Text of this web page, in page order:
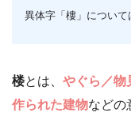
異体字「樓」について
楼とは、 やぐら／物
作られた建物などの